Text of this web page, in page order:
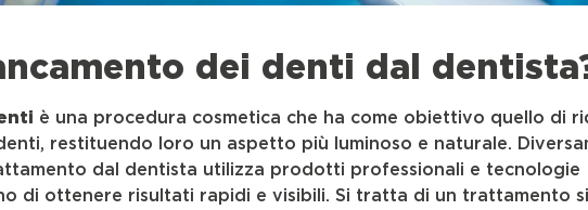
dei denti dal
è una procedura cosmetica che ha come obiettivo quello di
restituendo loro un aspetto più luminoso e naturale.
dal dentista utilizza prodotti professionali e tecnologie
di ottenere risultati rapidi e visibili. Si tratta di un trattamento